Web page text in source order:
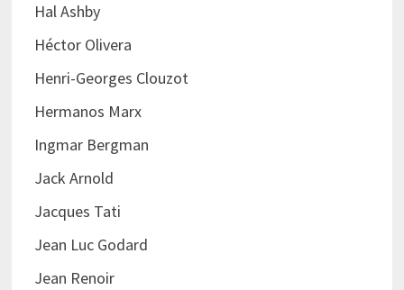
Hal Ashby
Héctor Olivera
Henri-Georges Clouzot
Hermanos Marx
Ingmar Bergman
Jack Arnold
Jacques Tati
Jean Luc Godard
Jean Renoir